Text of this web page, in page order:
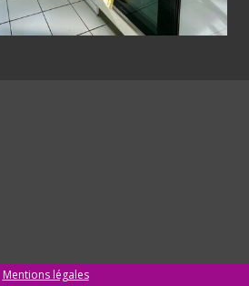
Mentions légales